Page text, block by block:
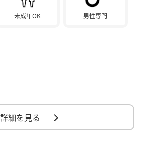
未成年OK 男性専門
詳細を見る